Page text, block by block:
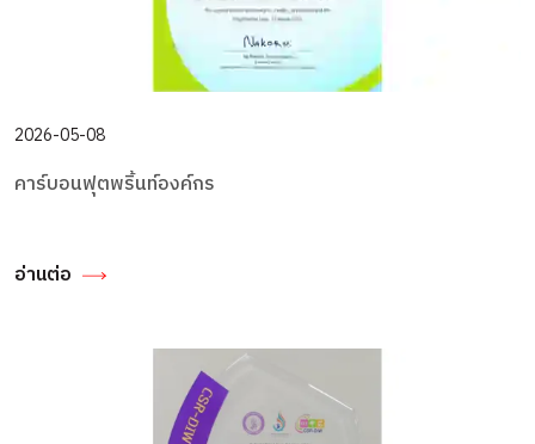
2026-05-08
คาร์บอนฟุตพริ้นท์องค์กร
อ่านต่อ